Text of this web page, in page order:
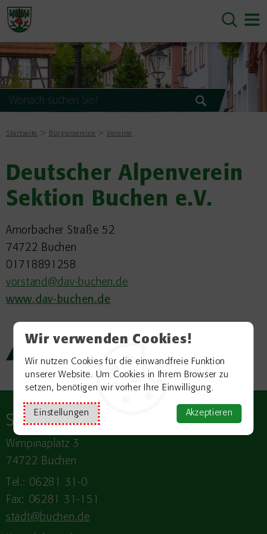
Wir verwenden Cookies!
Wir nutzen Cookies für die einwandfreie Funktion
unserer Website. Um Cookies in Ihrem Browser zu
setzen, benötigen wir vorher Ihre Einwilligung.
Einstellungen Akzeptieren
Startseite Bürgerservice Vereine
Deutscher Alpenverein
Sektion Buchen e.V.
Amorbacher Straße 52
74722 Buchen
01718891258
vorstand@dav-buchen.de
www.dav-buchen.de
Zurück zur Übersicht
StadtBUCHEN
Wimpinaplatz 3
74722 Buchen
Tel.: 06281 31-0
Fax: 06281 31-151
stadt@buchen.de